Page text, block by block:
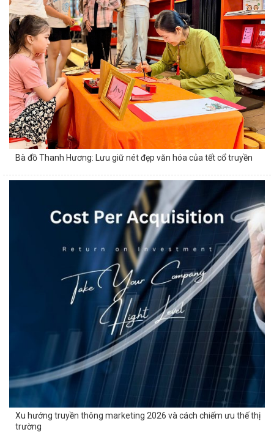
Bà đồ Thanh Hương: Lưu giữ nét đẹp văn hóa của tết cổ truyền
Xu hướng truyền thông marketing 2026 và cách chiếm ưu thế thị
trường